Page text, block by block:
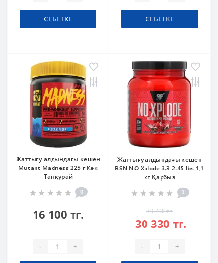
СЕБЕТКЕ СЕБЕТКЕ
Жаттығу алдындағы кешен
Mutant Madness 225 г Көк
Таңқұрай
0
16 100 тг.
- +
Жаттығу алдындағы кешен
BSN N.O Xplode 3.3 2.45 lbs 1,1
кг Қарбыз
0
33 700 тг.
30 330 тг.
- +